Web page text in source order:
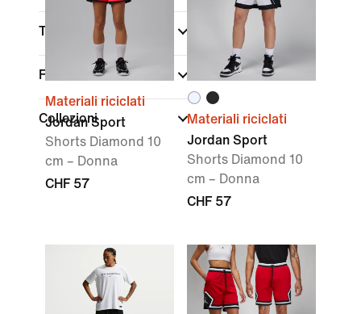
Taglia/Misura
Fit
Collezioni
Materiali riciclati
Jordan Sport
Shorts Diamond 10
cm – Donna
CHF 57
Materiali riciclati
Jordan Sport
Shorts Diamond 10
cm – Donna
CHF 57